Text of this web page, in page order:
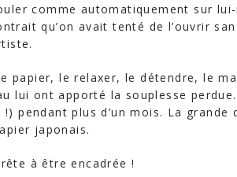
comme automatiquement sur
qu’on avait tenté de l’ouvrir
papier, le relaxer, le détendre, le
lui ont apporté la souplesse
pendant plus d’un mois. La
japonais.
à être encadrée !